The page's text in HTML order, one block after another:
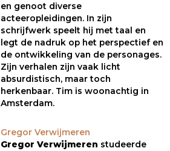
en genoot diverse
acteeropleidingen. In zijn
schrijfwerk speelt hij met taal en
legt de nadruk op het perspectief en
de ontwikkeling van de personages.
Zijn verhalen zijn vaak licht
absurdistisch, maar toch
herkenbaar. Tim is woonachtig in
Amsterdam.
Gregor Verwijmeren
Gregor Verwijmeren studeerde